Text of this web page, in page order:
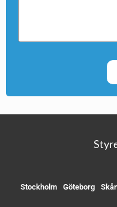
Stockholm Göteborg